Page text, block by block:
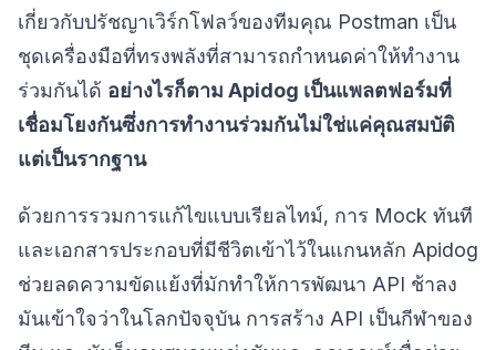
เกี่ยวกับปรัชญาเวิร์กโฟลว์ของทีมคุณ Postman เป็น
ชุดเครื่องมือที่ทรงพลังที่สามารถกำหนดค่าให้ทำงาน
ร่วมกันได้ อย่างไรก็ตาม Apidog เป็นแพลตฟอร์มที่
เชื่อมโยงกันซึ่งการทำงานร่วมกันไม่ใช่แค่คุณสมบัติ
แต่เป็นรากฐาน
ด้วยการรวมการแก้ไขแบบเรียลไทม์, การ Mock ทันที
และเอกสารประกอบที่มีชีวิตเข้าไว้ในแกนหลัก Apidog
ช่วยลดความขัดแย้งที่มักทำให้การพัฒนา API ช้าลง
มันเข้าใจว่าในโลกปัจจุบัน การสร้าง API เป็นกีฬาของ